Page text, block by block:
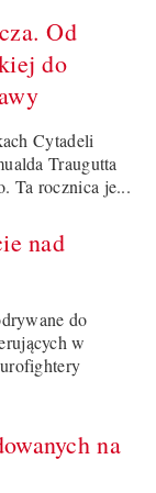
Od
do
Cytadeli
Traugutta
Ta rocznica je...
nad
do
w
na